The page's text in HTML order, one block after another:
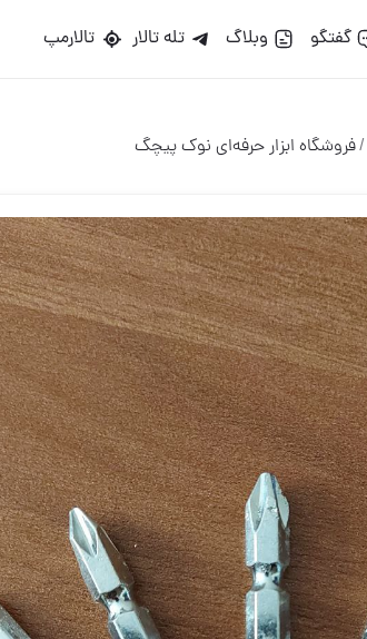
گفتگو وبلاگ تله تالار تالارمپ
/فروشگاه ابزار حرفه‌ای نوک پیچگ